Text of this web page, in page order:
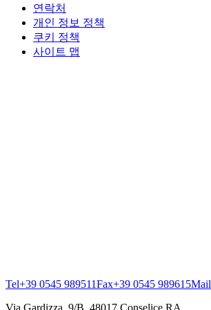
연락처
개인 정보 정책
쿠키 정책
사이트 맵
Tel+39 0545 989511Fax+39 0545 989615Mail
Via Gardizza, 9/B, 48017 Conselice RA